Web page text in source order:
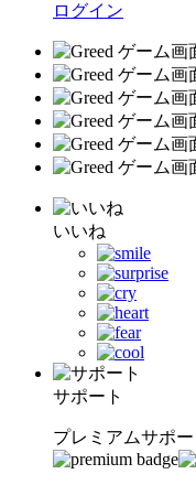
ログイン
いいね
サポート
プレミアムサポ